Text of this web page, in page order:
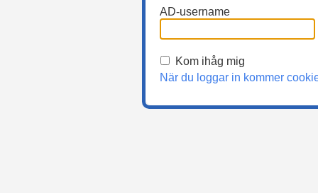
AD-username
Kom ihåg mig
När du loggar in kommer